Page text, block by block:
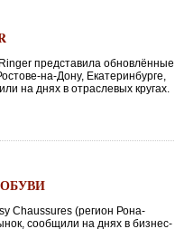
представила обновлённые
на-Дону, Екатеринбурге,
на днях в отраслевых кругах.
ОБУВИ
Chaussures (регион Рона-
сообщили на днях в бизнес-